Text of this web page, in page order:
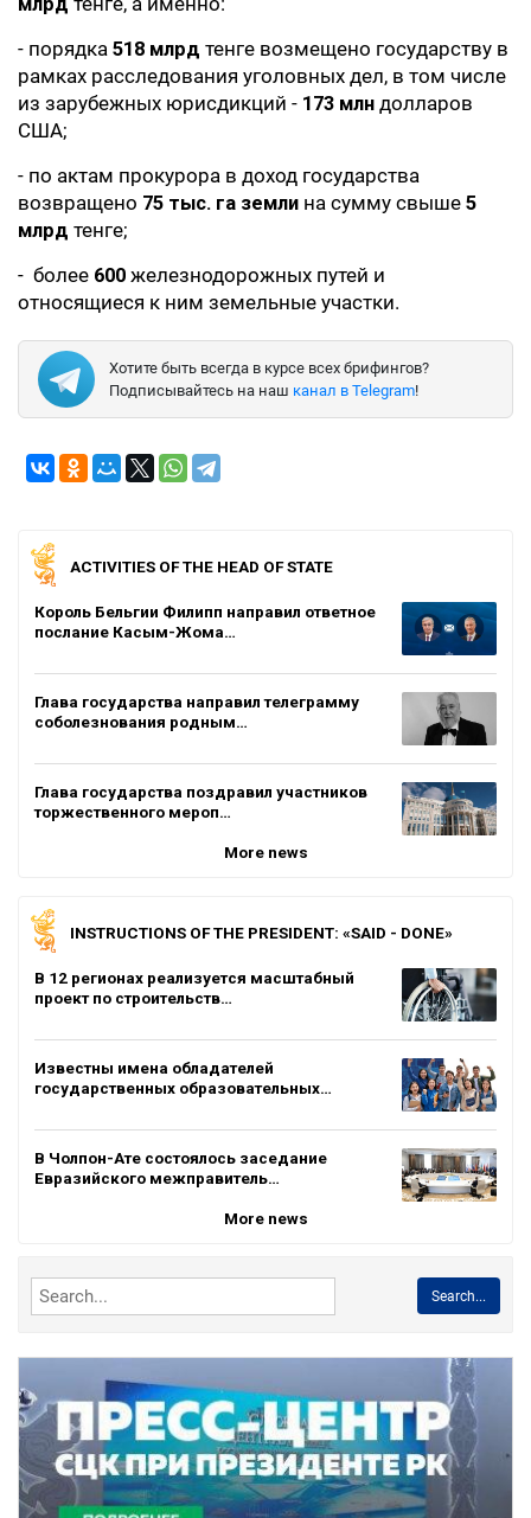
- порядка 518 млрд тенге возмещено государству в
рамках расследования уголовных дел, в том числе
из зарубежных юрисдикций - 173 млн долларов
США;
- по актам прокурора в доход государства
возвращено 75 тыс. га земли на сумму свыше 5
млрд тенге;
- более 600 железнодорожных путей и
относящиеся к ним земельные участки.
Хотите быть всегда в курсе всех брифингов?
Подписывайтесь на наш канал в Telegram!
ACTIVITIES OF THE HEAD OF STATE
Король Бельгии Филипп направил ответное
послание Касым-Жома…
Глава государства направил телеграмму
соболезнования родным…
Глава государства поздравил участников
торжественного мероп…
More news
INSTRUCTIONS OF THE PRESIDENT: «SAID - DONE»
В 12 регионах реализуется масштабный
проект по строительств…
Известны имена обладателей
государственных образовательных…
В Чолпон-Ате состоялось заседание
Евразийского межправитель…
More news
Search...